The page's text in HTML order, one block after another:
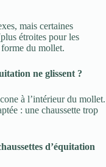
mais certaines
étroites pour les
du mollet.
ne glissent ?
à l’intérieur du mollet.
: une chaussette trop
d’équitation